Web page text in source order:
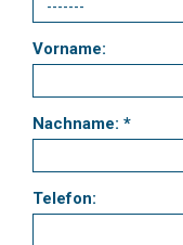
Vorname:
Nachname: *
Telefon: